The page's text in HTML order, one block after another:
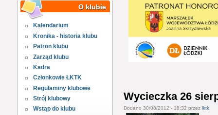
O klubie
Kalendarium
Kronika - historia klubu
Patron klubu
Zarząd klubu
Kadra
Członkowie ŁKTK
Regulaminy klubowe
Strój klubowy
Wstąp do klubu
Wycieczka 26
Dodano 30/08/2012 - 18:32 przez lktk